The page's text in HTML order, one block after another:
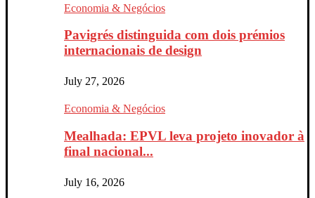
Economia & Negócios
Pavigrés distinguida com dois prémios
internacionais de design
July 27, 2026
Economia & Negócios
Mealhada: EPVL leva projeto inovador à
final nacional...
July 16, 2026